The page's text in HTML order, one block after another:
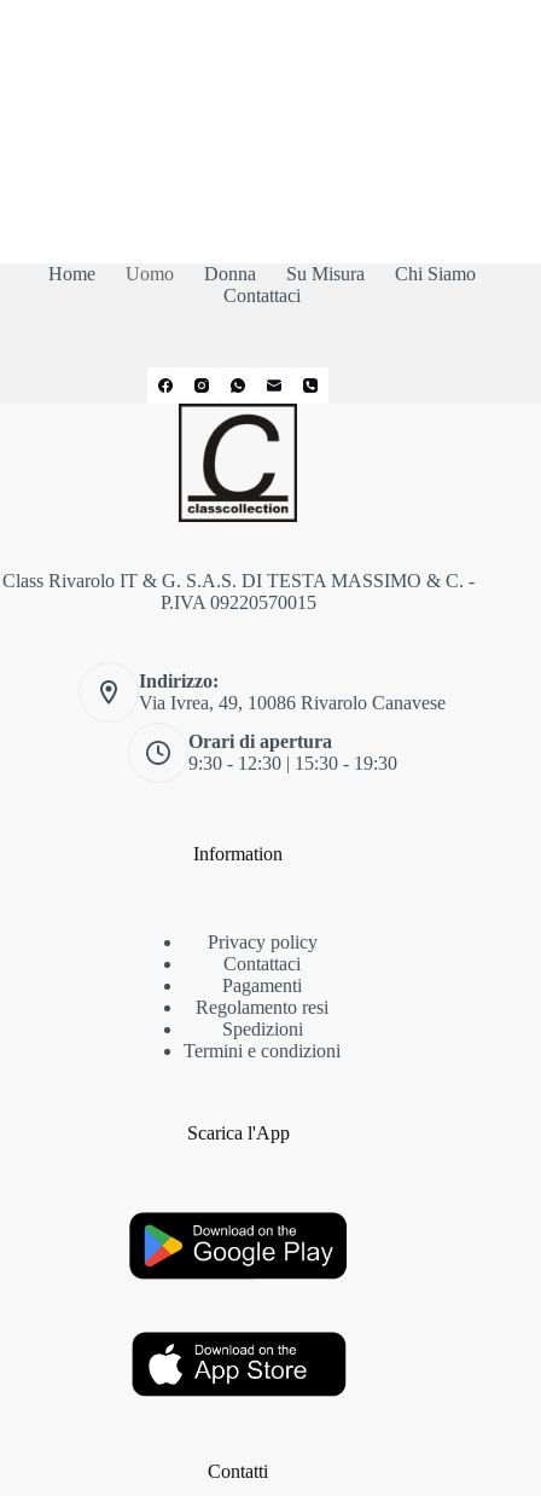
Home Uomo Donna Su Misura
Chi Siamo
Contattaci
Class Rivarolo IT & G. S.A.S. DI TESTA MASSIMO & C. -
P.IVA 09220570015
Indirizzo:
Via Ivrea, 49, 10086 Rivarolo Canavese
Orari di apertura
9:30 - 12:30 | 15:30 - 19:30
Information
Privacy policy
Contattaci
Pagamenti
Regolamento resi
Spedizioni
Termini e condizioni
Scarica l'App
Contatti